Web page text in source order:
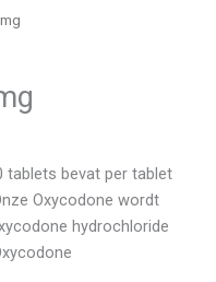
tablets bevat per tablet
Oxycodone wordt
hydrochloride